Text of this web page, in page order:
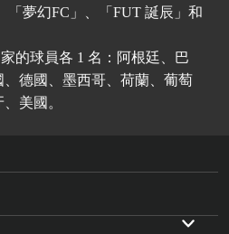
「夢幻FC」、「FUT 誕辰」和
的球員各 1 名：阿根廷、巴
德國、墨西哥、荷蘭、葡萄
美國。